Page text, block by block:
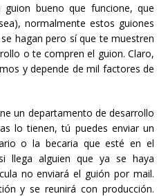
bueno que funcione, que
normalmente estos guiones
hagan pero sí que te muestren
o te compren el guion. Claro,
y depende de mil factores de
un departamento de desarrollo
lo tienen, tú puedes enviar un
o la becaria que esté en el
llega alguien que ya se haya
no enviará el guión por mail.
y se reunirá con producción.